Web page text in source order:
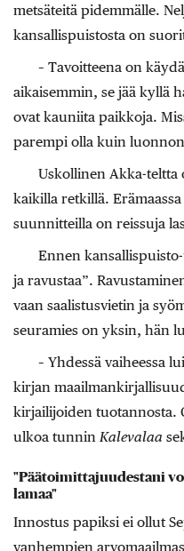
metsäteitä pidemmälle.
kansallispuistosta on
– Tavoitteena on
aikaisemmin, se jää kyllä
ovat kauniita paikkoja.
parempi olla kuin
Uskollinen Akka-
kaikilla retkillä.
suunnitteilla on reissuja
Ennen
ja ravustaa”.
vaan saalistusvietin ja
seuramies on yksin, hän
– Yhdessä vaiheessa
kirjan
kirjailijoiden tuotannosta.
ulkoa tunnin Kalevalaa
"Päätoimittajuudestani
lamaa"
Innostus papiksi ei ollut
vanhempien